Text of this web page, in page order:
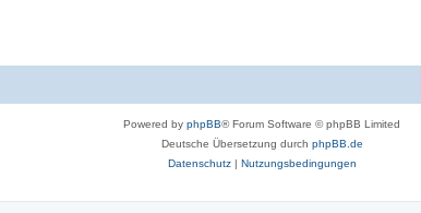
Powered by phpBB® Forum Software © phpBB Limited
Deutsche Übersetzung durch phpBB.de
Datenschutz| Nutzungsbedingungen